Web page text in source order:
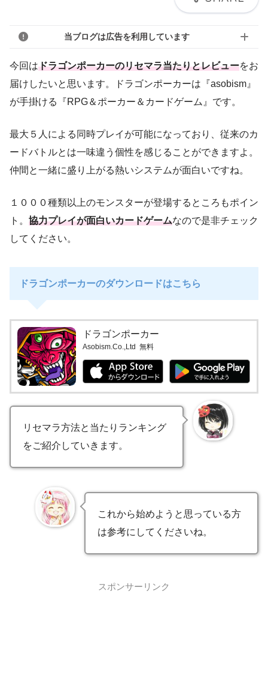
当ブログは広告を利用しています
今回はドラゴンポーカーのリセマラ当たりとレビューをお
届けしたいと思います。ドラゴンポーカーは『asobism』
が手掛ける『RPG＆ポーカー＆カードゲーム』です。
最大５人による同時プレイが可能になっており、従来のカ
ードバトルとは一味違う個性を感じることができますよ。
仲間と一緒に盛り上がる熱いシステムが面白いですね。
１０００種類以上のモンスターが登場するところもポイン
ト。 協力プレイが面白いカードゲームなので是非チェック
してください。
ドラゴンポーカーのダウンロードはこちら
ドラゴンポーカー
Asobism.Co.,Ltd 無料
リセマラ方法と当たりランキング
をご紹介していきます。
これから始めようと思っている方
は参考にしてくださいね。
スポンサーリンク